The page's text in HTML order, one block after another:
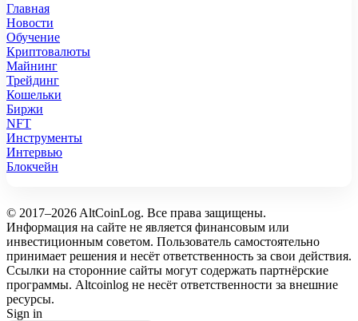
Главная
Новости
Обучение
Криптовалюты
Майнинг
Трейдинг
Кошельки
Биржи
NFT
Инструменты
Интервью
Блокчейн
© 2017–2026 AltCoinLog. Все права защищены.
Информация на сайте не является финансовым или
инвестиционным советом. Пользователь самостоятельно
принимает решения и несёт ответственность за свои действия.
Ссылки на сторонние сайты могут содержать партнёрские
программы. Altcoinlog не несёт ответственности за внешние
ресурсы.
Sign in